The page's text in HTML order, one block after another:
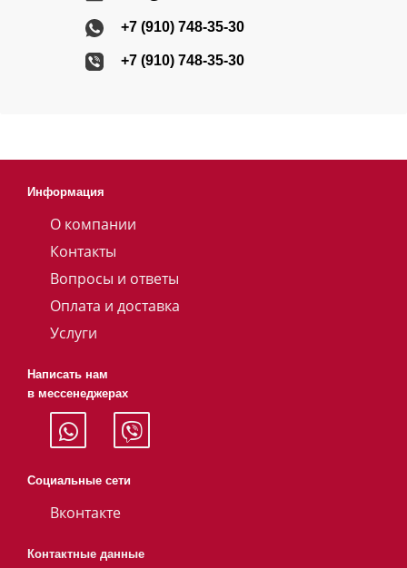
+7 (910) 748-35-30
+7 (910) 748-35-30
Информация
О компании
Контакты
Вопросы и ответы
Оплата и доставка
Услуги
Написать нам
в мессенеджерах
Социальные сети
Вконтакте
Контактные данные